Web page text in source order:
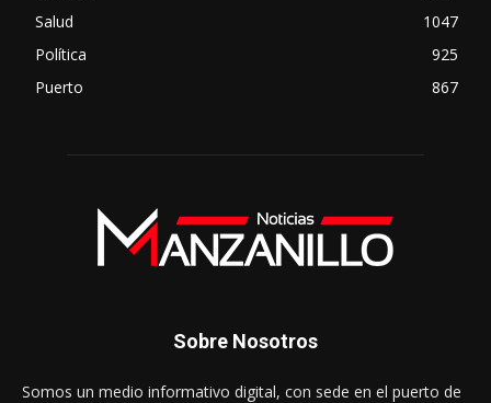
Salud
1047
Política
925
Puerto
867
Sobre Nosotros
Somos un medio informativo digital, con sede en el puerto de